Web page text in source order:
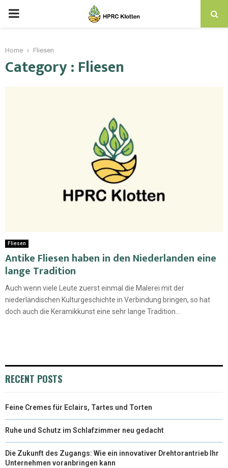
Home Fliesen
Category : Fliesen
Fliesen
Antike Fliesen haben in den Niederlanden eine
lange Tradition
Auch wenn viele Leute zuerst einmal die Malerei mit der
niederländischen Kulturgeschichte in Verbindung bringen, so hat
doch auch die Keramikkunst eine sehr lange Tradition...
RECENT POSTS
Feine Cremes für Eclairs, Tartes und Torten
Ruhe und Schutz im Schlafzimmer neu gedacht
Die Zukunft des Zugangs: Wie ein innovativer Drehtorantrieb Ihr
Unternehmen voranbringen kann